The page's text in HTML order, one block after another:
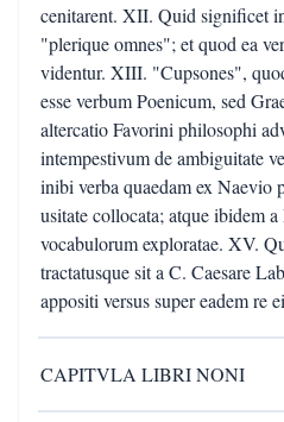
cenitarent. XII. Quid significet
"plerique omnes"; et quod ea
videntur. XIII. "Cupsones",
esse verbum Poenicum, sed
altercatio Favorini philosophi
intempestivum de ambiguitate
inibi verba quaedam ex Naevio
usitate collocata; atque ibidem
vocabulorum exploratae. XV.
tractatusque sit a C. Caesare
appositi versus super eadem re
CAPITVLA LIBRI NONI